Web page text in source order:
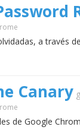
a través
Canary
de Google